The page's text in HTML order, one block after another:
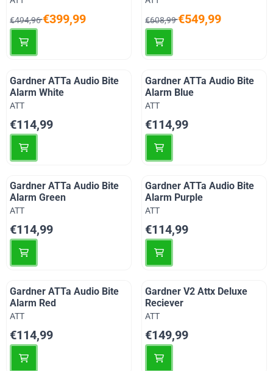
Van 494,96 voor 399,99
€494,96€399,99 Van 608,99 voor 549,99
€608,99€549,99
Gardner ATTa Audio Bite
Alarm White
Merk:
ATT
Prijs: 114,99
€114,99
Gardner ATTa Audio Bite
Alarm Blue
Merk:
ATT
Prijs: 114,99
€114,99
Gardner ATTa Audio Bite
Alarm Green
Merk:
ATT
Prijs: 114,99
€114,99
Gardner ATTa Audio Bite
Alarm Purple
Merk:
ATT
Prijs: 114,99
€114,99
Gardner ATTa Audio Bite
Alarm Red
Merk:
ATT
Prijs: 114,99
€114,99
Gardner V2 Attx Deluxe
Reciever
Merk:
ATT
Prijs: 149,99
€149,99